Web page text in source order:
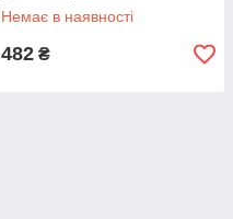
Немає в наявності
482 ₴